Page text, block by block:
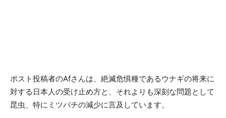
ポスト投稿者のAfさんは、絶滅危惧種であるウナギの将来に
対する日本人の受け止め方と、それよりも深刻な問題として
昆虫、特にミツバチの減少に言及しています。